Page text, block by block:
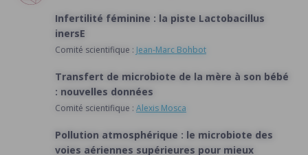
Infertilité féminine : la piste Lactobacillus
inersE
Comité scientifique : Jean-Marc Bohbot
Transfert de microbiote de la mère à son bébé
: nouvelles données
Comité scientifique : Alexis Mosca
Pollution atmosphérique : le microbiote des
voies aériennes supérieures pour mieux